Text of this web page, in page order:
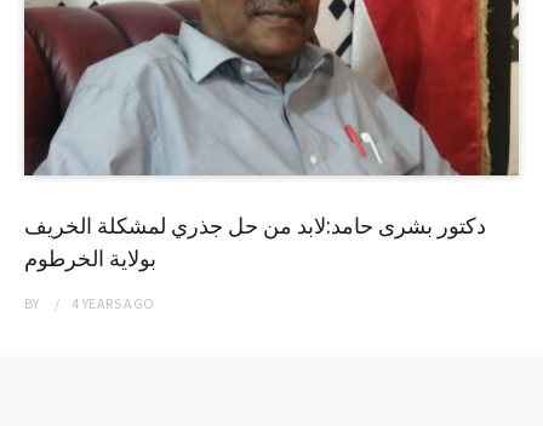
دكتور بشرى حامد:لابد من حل جذري لمشكلة الخريف
بولاية الخرطوم
BY 4 YEARSAGO